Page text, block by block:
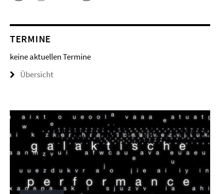
TERMINE
keine aktuellen Termine
Übersicht